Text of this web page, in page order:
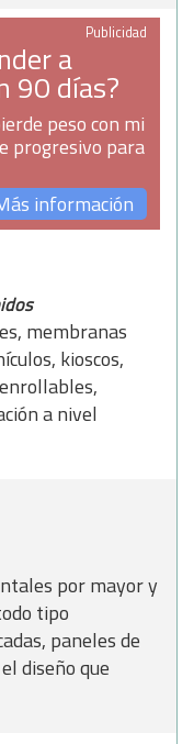
Publicidad
a
90 días?
peso con mi
progresivo para
información
membranas
kioscos,
a nivel
por mayor y
tipo
paneles de
diseño que